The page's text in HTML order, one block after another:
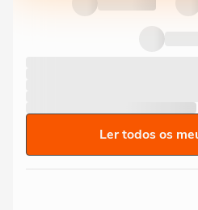
Ler todos os